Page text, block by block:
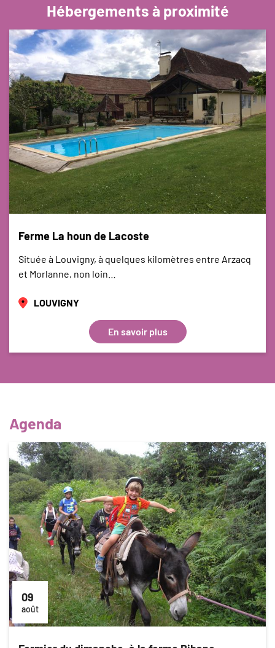
Hébergements à proximité
Ferme La houn de Lacoste
Située à Louvigny, à quelques kilomètres entre Arzacq
et Morlanne, non loin…
LOUVIGNY
En savoir plus
Agenda
09
août